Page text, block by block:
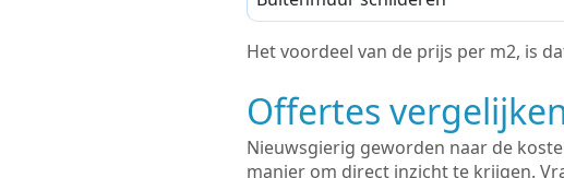
Het voordeel van de prijs per m2, is
Offertes
Nieuwsgierig geworden naar de
manier om direct inzicht te krijgen.